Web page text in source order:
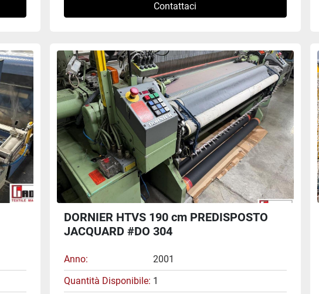
Contattaci
DORNIER HTVS 190 cm PREDISPOSTO
JACQUARD #DO 304
Anno
2001
Quantità Disponibile 1